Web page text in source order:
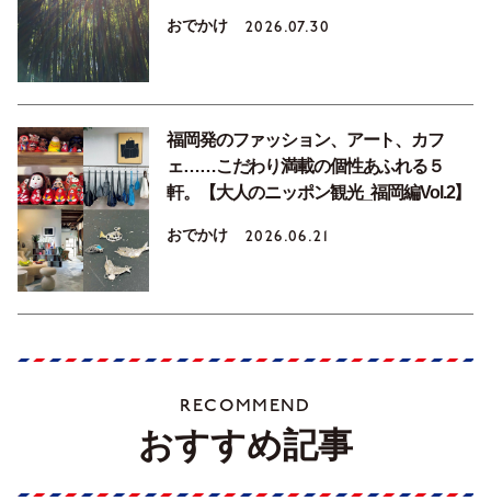
おでかけ 2026.07.30
福岡発のファッション、アート、カフ
ェ……こだわり満載の個性あふれる５
軒。【大人のニッポン観光_福岡編Vol.2】
おでかけ 2026.06.21
RECOMMEND
おすすめ記事